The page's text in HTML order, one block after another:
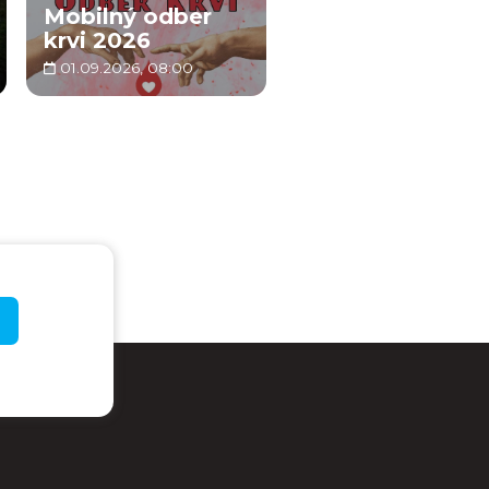
Mobilný odber
krvi 2026
01.09.2026, 08:00